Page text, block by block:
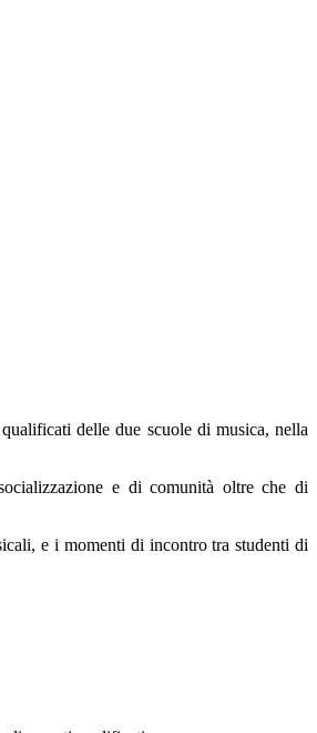
delle due scuole di musica, nella
e di comunità oltre che di
e i momenti di incontro tra studenti di